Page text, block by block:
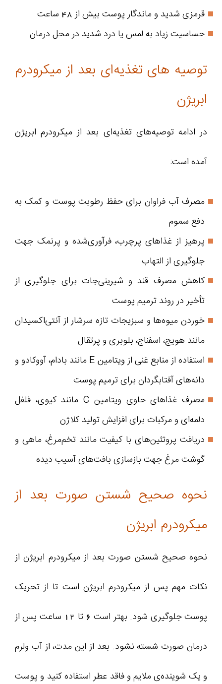
قرمزی شدید و ماندگار پوست بیش از 48 ساعت
حساسیت زیاد به لمس یا درد شدید در محل درمان
توصیه‌ های تغذیه‌ای بعد از میکرودرم
ابریژن
در ادامه توصیه‌های تغذیه‌ای بعد از میکرودرم ابریژن
آمده است:
مصرف آب فراوان برای حفظ رطوبت پوست و کمک به
دفع سموم
پرهیز از غذاهای پرچرب، فرآوری‌شده و پرنمک جهت
جلوگیری از التهاب
کاهش مصرف قند و شیرینی‌جات برای جلوگیری از
تأخیر در روند ترمیم پوست
خوردن میوه‌ها و سبزیجات تازه سرشار از آنتی‌اکسیدان
مانند هویج، اسفناج، بلوبری و پرتقال
استفاده از منابع غنی از ویتامین E مانند بادام، آووکادو و
دانه‌های آفتابگردان برای ترمیم پوست
مصرف غذاهای حاوی ویتامین C مانند کیوی، فلفل
دلمه‌ای و مرکبات برای افزایش تولید کلاژن
دریافت پروتئین‌های با کیفیت مانند تخم‌مرغ، ماهی و
گوشت مرغ جهت بازسازی بافت‌های آسیب‌ دیده
نحوه صحیح شستن صورت بعد از
میکرودرم ابریژن
نحوه صحیح شستن صورت بعد از میکرودرم ابریژن از
نکات مهم پس از میکرودرم ابریژن است تا از تحریک
پوست جلوگیری شود. بهتر است 6 تا 12 ساعت پس از
درمان صورت شسته نشود. بعد از این مدت، از آب ولرم
و یک شوینده‌ی ملایم و فاقد عطر استفاده کنید و پوست